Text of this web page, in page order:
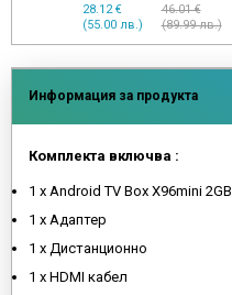
28.12 €
(55.00 лв.)
46.01 €
(89.99 лв.)
Информация за продукта
Комплекта включва :
1 x Android TV Box X96mini 2GB
1 x Адаптер
1 x Дистанционно
1 x HDMI кабел